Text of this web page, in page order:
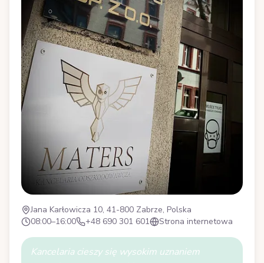
Jana Karłowicza 10, 41-800 Zabrze, Polska
08:00–16:00
+48 690 301 601 Strona internetowa
Kancelaria cieszy się wysokim uznaniem